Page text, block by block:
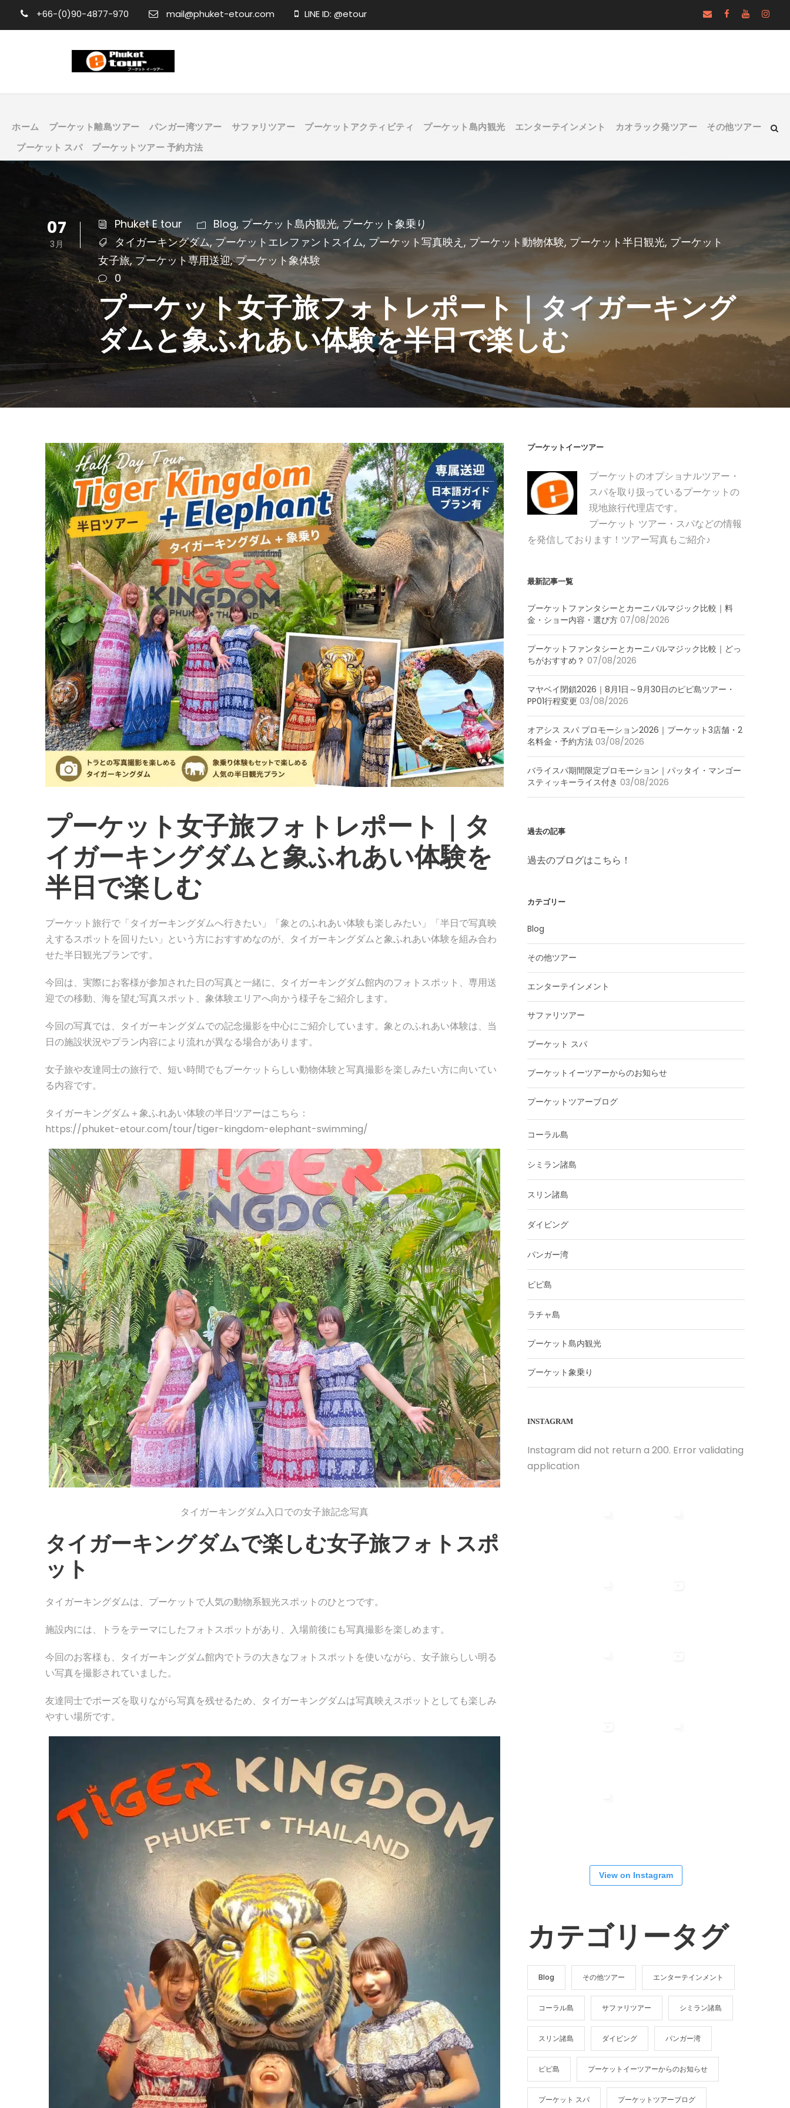
+66-(0)90-4877-970 mail@phuket-etour.com LINE ID: @etour
ホーム プーケット離島ツアー パンガー湾ツアー サファリツアー プーケットアクティビティ プーケット島内観光 エンターテインメント カオラック発ツアー
その他ツアー
プーケット スパ
プーケットツアー 予約方法
07
3月
Phuket E tour Blog, プーケット島内観光, プーケット象乗り
タイガーキングダム, プーケットエレファントスイム, プーケット写真映え , プーケット動物体験, プーケット半日観光, プーケット
女子旅, プーケット専用送迎, プーケット象体験
0
プーケット女子旅フォトレポート｜タイガーキング
ダムと象ふれあい体験を半日で楽しむ
プーケット女子旅フォトレポート｜タ
イガーキングダムと象ふれあい体験を
半日で楽しむ
プーケット旅行で「タイガーキングダムへ行きたい」「象とのふれあい体験も楽しみたい」「半日で写真映
えするスポットを回りたい」という方におすすめなのが、タイガーキングダムと象ふれあい体験を組み合わ
せた半日観光プランです。
今回は、実際にお客様が参加された日の写真と一緒に、タイガーキングダム館内のフォトスポット、専用送
迎での移動、海を望む写真スポット、象体験エリアへ向かう様子をご紹介します。
今回の写真では、タイガーキングダムでの記念撮影を中心にご紹介しています。象とのふれあい体験は、当
日の施設状況やプラン内容により流れが異なる場合があります。
女子旅や友達同士の旅行で、短い時間でもプーケットらしい動物体験と写真撮影を楽しみたい方に向いてい
る内容です。
タイガーキングダム＋象ふれあい体験の半日ツアーはこちら：
https://phuket-etour.com/tour/tiger-kingdom-elephant-swimming/
タイガーキングダム入口での女子旅記念写真
タイガーキングダムで楽しむ女子旅フォトスポ
ット
タイガーキングダムは、プーケットで人気の動物系観光スポットのひとつです。
施設内には、トラをテーマにしたフォトスポットがあり、入場前後にも写真撮影を楽しめます。
今回のお客様も、タイガーキングダム館内でトラの大きなフォトスポットを使いながら、女子旅らしい明る
い写真を撮影されていました。
友達同士でポーズを取りながら写真を残せるため、タイガーキングダムは写真映えスポットとしても楽しみ
やすい場所です。
プーケットイーツアー
プーケットのオプショナルツアー・
スパを取り扱っているプーケットの
現地旅行代理店です。
プーケット ツアー・スパなどの情報
を発信しております！ツアー写真もご紹介♪
最新記事一覧
プーケットファンタシーとカーニバルマジック比較｜料
金・ショー内容・選び方 07/08/2026
プーケットファンタシーとカーニバルマジック比較｜どっ
ちがおすすめ？ 07/08/2026
マヤベイ閉鎖2026｜8月1日～9月30日のピピ島ツアー・
PP01行程変更 03/08/2026
オアシス スパ プロモーション2026｜プーケット3店舗・2
名料金・予約方法 03/08/2026
バライスパ期間限定プロモーション｜パッタイ・マンゴー
スティッキーライス付き 03/08/2026
過去の記事
過去のブログはこちら！
カテゴリー
Blog
その他ツアー
エンターテインメント
サファリツアー
プーケット スパ
プーケットイーツアーからのお知らせ
プーケットツアーブログ
コーラル島
シミラン諸島
スリン諸島
ダイビング
パンガー湾
ピピ島
ラチャ島
プーケット島内観光
プーケット象乗り
INSTAGRAM
Instagram did not return a 200. Error validating
application
View on Instagram
カテゴリータグ
Blog その他ツアー エンターテインメント
コーラル島 サファリツアー シミラン諸島
スリン諸島 ダイビング パンガー湾
ピピ島 プーケットイーツアーからのお知らせ
プーケット スパ プーケットツアーブログ